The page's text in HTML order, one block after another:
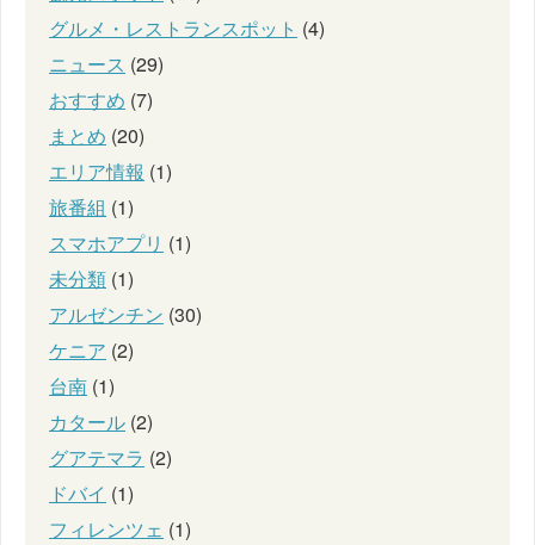
グルメ・レストランスポット (4)
ニュース (29)
おすすめ (7)
まとめ (20)
エリア情報 (1)
旅番組 (1)
スマホアプリ (1)
未分類 (1)
アルゼンチン (30)
ケニア (2)
台南 (1)
カタール (2)
グアテマラ (2)
ドバイ (1)
フィレンツェ (1)